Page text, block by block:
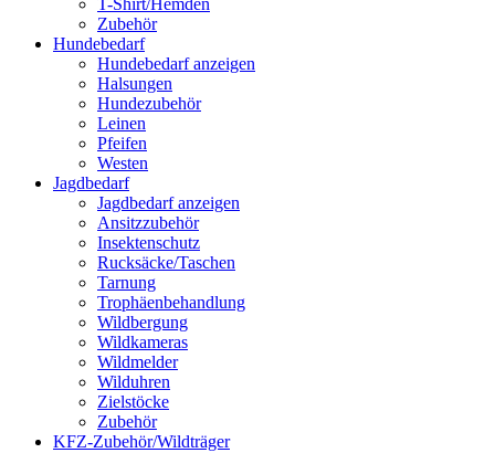
Zubehör
Hundebedarf
Hundebedarf anzeigen
Halsungen
Hundezubehör
Leinen
Pfeifen
Westen
Jagdbedarf
Jagdbedarf anzeigen
Ansitzzubehör
Insektenschutz
Rucksäcke/Taschen
Tarnung
Trophäenbehandlung
Wildbergung
Wildkameras
Wildmelder
Wilduhren
Zielstöcke
Zubehör
KFZ-Zubehör/Wildträger